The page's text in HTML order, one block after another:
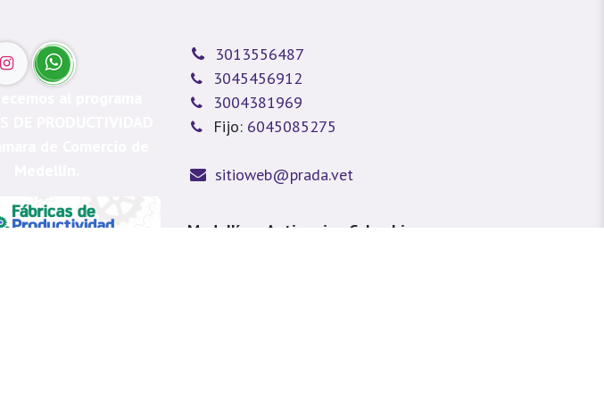
3013556487
3045456912
3004381969
Fijo: 6045085275
sitioweb@prada.vet
Medellín - Antioquia - Colombia